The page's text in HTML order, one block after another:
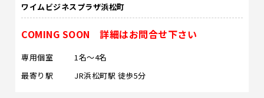
ワイムビジネスプラザ浜松町
COMING SOON 詳細はお問合せ下さい
専用個室
1名～4名
最寄り駅
JR浜松町駅 徒歩5分